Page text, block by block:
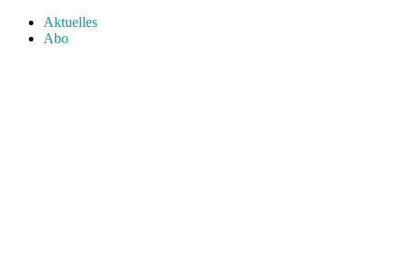
Aktuelles
Abo